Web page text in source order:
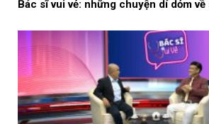
Bác sĩ vui vẻ: những chuyện dí dỏm